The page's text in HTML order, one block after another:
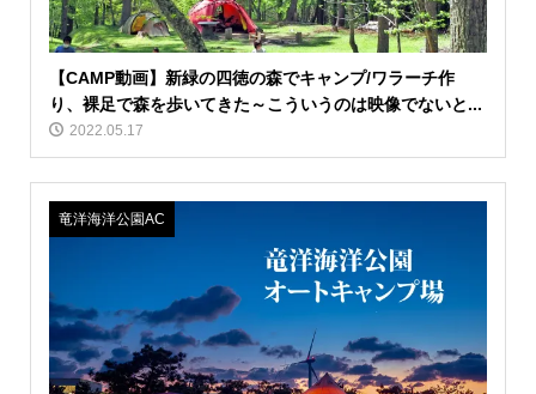
【CAMP動画】新緑の四徳の森でキャンプ/ワラーチ作
り、裸足で森を歩いてきた～こういうのは映像でないと...
2022.05.17
竜洋海洋公園AC